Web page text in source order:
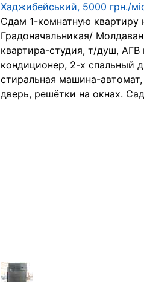
Хаджибейський, 5000 грн./
Сдам 1-комнатную квартиру
Градоначальникая/
квартира-студия, т/душ, АГВ
кондиционер, 2-х спальный
стиральная машина-
дверь, решётки на окнах.